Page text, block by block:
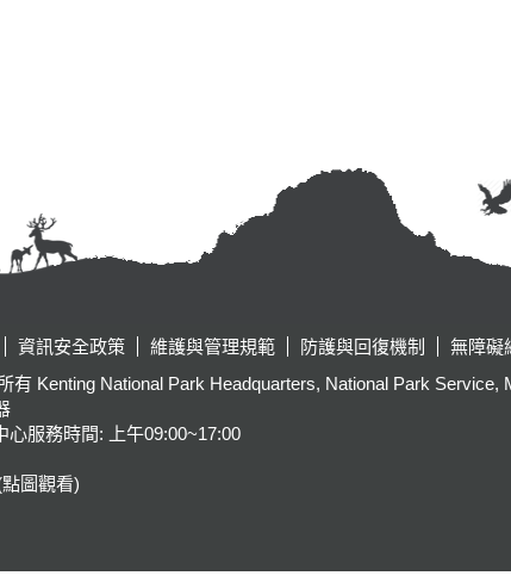
資訊安全政策 維護與管理規範 防護與回復機制 無障礙
Kenting National Park Headquarters, National Park Service,
服務時間: 上午09:00~17:00
點圖觀看)